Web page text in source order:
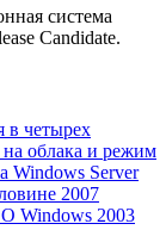
система
Candidate.
в четырех
облака и режим
Windows Server
2007
Windows 2003